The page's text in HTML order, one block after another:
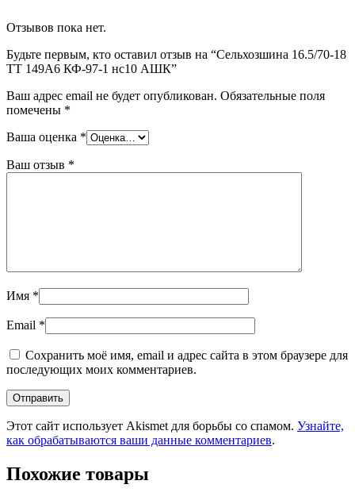
Отзывов пока нет.
Будьте первым, кто оставил отзыв на “Сельхозшина 16.5/70-18
ТТ 149А6 КФ-97-1 нс10 АШК”
Ваш адрес email не будет опубликован. Обязательные поля
помечены *
Ваша оценка *
Ваш отзыв *
Имя *
Email *
Сохранить моё имя, email и адрес сайта в этом браузере для
последующих моих комментариев.
Этот сайт использует Akismet для борьбы со спамом. Узнайте,
как обрабатываются ваши данные комментариев.
Похожие товары